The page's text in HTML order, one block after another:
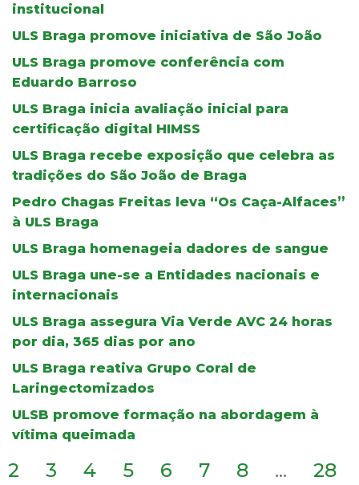
institucional
ULS Braga promove iniciativa de São João
ULS Braga promove conferência com
Eduardo Barroso
ULS Braga inicia avaliação inicial para
certificação digital HIMSS
ULS Braga recebe exposição que celebra as
tradições do São João de Braga
Pedro Chagas Freitas leva “Os Caça-Alfaces”
à ULS Braga
ULS Braga homenageia dadores de sangue
ULS Braga une-se a Entidades nacionais e
internacionais
ULS Braga assegura Via Verde AVC 24 horas
por dia, 365 dias por ano
ULS Braga reativa Grupo Coral de
Laringectomizados
ULSB promove formação na abordagem à
vítima queimada
2 3 4 5 6 7 8 ... 28